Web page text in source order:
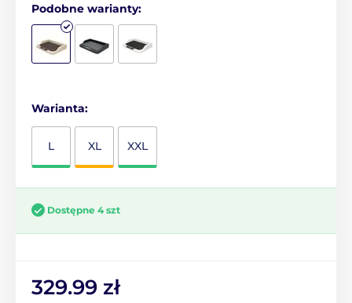
Podobne warianty:
Warianta:
L XL XXL
Dostępne 4 szt
329.99 zł